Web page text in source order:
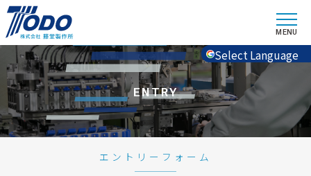
Select Language
ENTRY
エントリーフォーム